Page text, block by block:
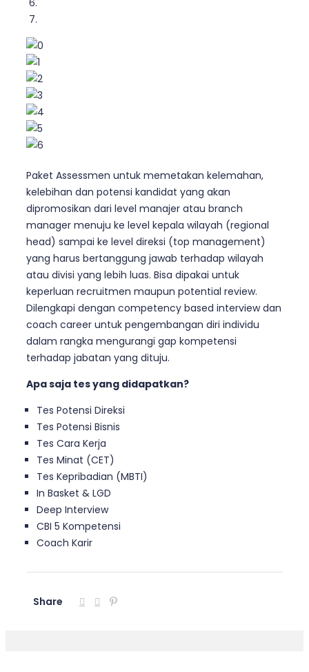
Paket Assessmen untuk memetakan kelemahan,
kelebihan dan potensi kandidat yang akan
dipromosikan dari level manajer atau branch
manager menuju ke level kepala wilayah (regional
head) sampai ke level direksi (top management)
yang harus bertanggung jawab terhadap wilayah
atau divisi yang lebih luas. Bisa dipakai untuk
keperluan recruitmen maupun potential review.
Dilengkapi dengan competency based interview dan
coach career untuk pengembangan diri individu
dalam rangka mengurangi gap kompetensi
terhadap jabatan yang dituju.
Apa saja tes yang didapatkan?
Tes Potensi Direksi
Tes Potensi Bisnis
Tes Cara Kerja
Tes Minat (CET)
Tes Kepribadian (MBTI)
In Basket & LGD
Deep Interview
CBI 5 Kompetensi
Coach Karir
Share